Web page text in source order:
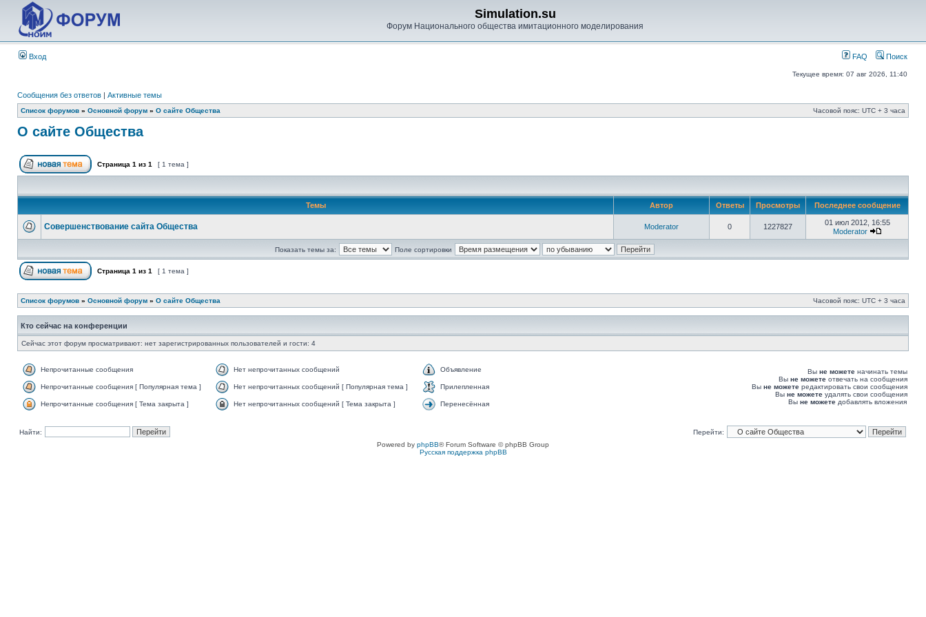
Simulation.su
Форум Национального общества имитационного моделирования
Вход FAQ Поиск
Текущее время: 07 авг 2026, 11:40
Сообщения без ответов | Активные темы
Список форумов » Основной форум » О сайте Общества Часовой пояс: UTC + 3 часа
О сайте Общества
Страница 1 из 1 [ 1 тема ]
Темы Автор Ответы Просмотры Последнее сообщение
Совершенствование сайта Общества Moderator 0 1227827
01 июл 2012, 16:55
Moderator
Показать темы за: Поле сортировки
Страница 1 из 1 [ 1 тема ]
Список форумов » Основной форум » О сайте Общества Часовой пояс: UTC + 3 часа
Кто сейчас на конференции
Сейчас этот форум просматривают: нет зарегистрированных пользователей и гости: 4
Непрочитанные сообщения Нет непрочитанных сообщений Объявление
Непрочитанные сообщения [ Популярная тема ] Нет непрочитанных сообщений [ Популярная тема ] Прилепленная
Непрочитанные сообщения [ Тема закрыта ] Нет непрочитанных сообщений [ Тема закрыта ] Перенесённая
Вы не можете начинать темы
Вы не можете отвечать на сообщения
Вы не можете редактировать свои сообщения
Вы не можете удалять свои сообщения
Вы не можете добавлять вложения
Найти:
Перейти:
Powered by phpBB® Forum Software © phpBB Group
Русская поддержка phpBB